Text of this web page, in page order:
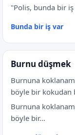
"Polis, bunda bir
Bunda bir iş var
Burnu düşmek
Burnuna
böyle bir kokudan
Burnuna
böyle bir...